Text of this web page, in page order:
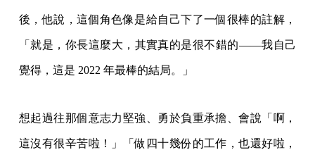
後，他說，這個角色像是給自己下了一個很棒的註解，
「就是，你長這麼大，其實真的是很不錯的——我自己
覺得，這是 2022 年最棒的結局。」
想起過往那個意志力堅強、勇於負重承擔、會說「啊，
這沒有很辛苦啦！」「做四十幾份的工作，也還好啦，